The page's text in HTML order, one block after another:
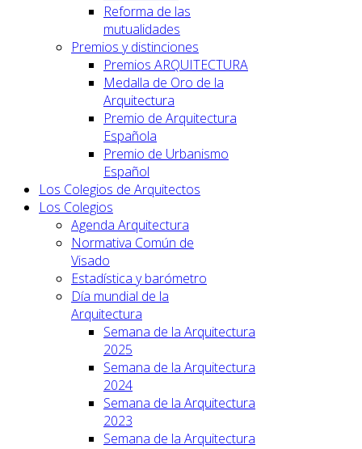
Reforma de las
mutualidades
Premios y distinciones
Premios ARQUITECTURA
Medalla de Oro de la
Arquitectura
Premio de Arquitectura
Española
Premio de Urbanismo
Español
Los Colegios de Arquitectos
Los Colegios
Agenda Arquitectura
Normativa Común de
Visado
Estadística y barómetro
Día mundial de la
Arquitectura
Semana de la Arquitectura
2025
Semana de la Arquitectura
2024
Semana de la Arquitectura
2023
Semana de la Arquitectura